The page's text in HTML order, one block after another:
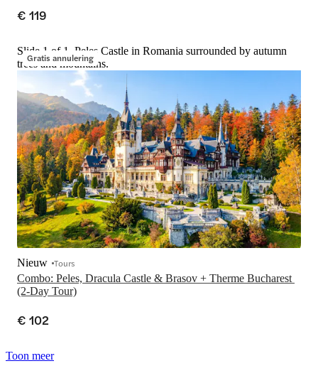
€ 119
Gratis annulering
Slide 1 of 1, Peleș Castle in Romania surrounded by autumn
trees and mountains.
Combo: Peles, Dracula Castle & Brasov + Therme Bucharest
(2-Day Tour)
Nieuw Tours
€ 102
Toon meer